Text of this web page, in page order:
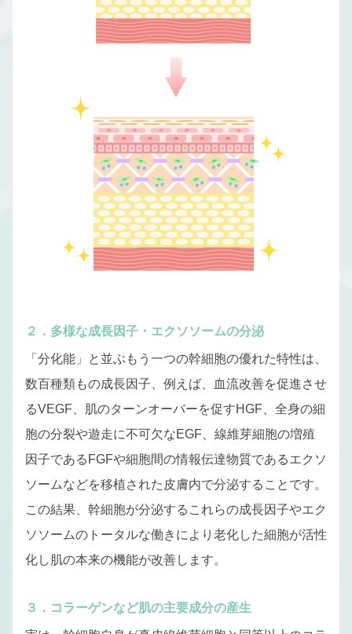
２．多様な成長因子・エクソソームの分泌
「分化能」と並ぶもう一つの幹細胞の優れた特性は、
数百種類もの成長因子、例えば、血流改善を促進させ
るVEGF、肌のターンオーバーを促すHGF、全身の細
胞の分裂や遊走に不可欠なEGF、線維芽細胞の増殖
因子であるFGFや細胞間の情報伝達物質であるエクソ
ソームなどを移植された皮膚内で分泌することです。
この結果、幹細胞が分泌するこれらの成長因子やエク
ソソームのトータルな働きにより老化した細胞が活性
化し肌の本来の機能が改善します。
３．コラーゲンなど肌の主要成分の産生